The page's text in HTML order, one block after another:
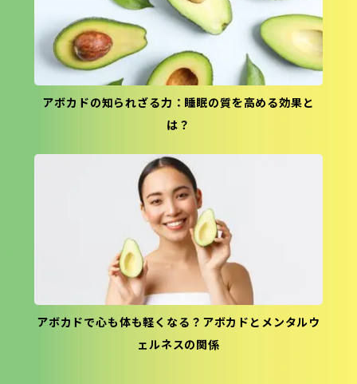
アボカドの知られざる力：睡眠の質を高める効果と
は？
アボカドで心も体も軽くなる？アボカドとメンタルウ
ェルネスの関係